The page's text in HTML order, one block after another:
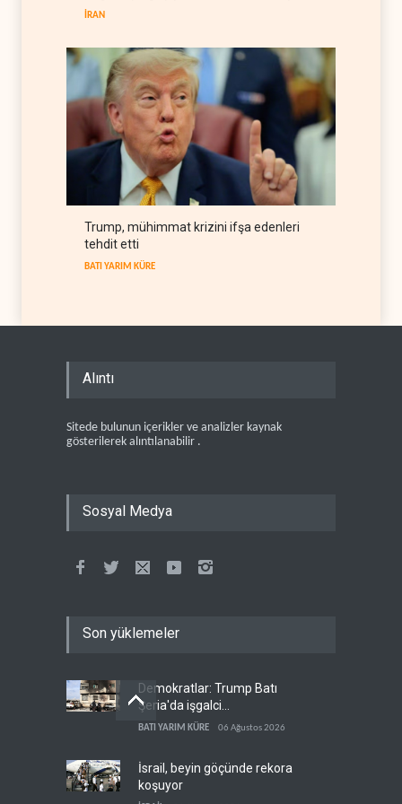
İRAN
Trump, mühimmat krizini ifşa edenleri
tehdit etti
BATI YARIM KÜRE
Alıntı
Sitede bulunun içerikler ve analizler kaynak
gösterilerek alıntılanabilir .
Sosyal Medya
Son yüklemeler
Demokratlar: Trump Batı
Şeria'da işgalci
yerleşimcilere cezasızlık
BATI YARIM KÜRE 06 Ağustos 2026
İsrail, beyin göçünde rekora
koşuyor